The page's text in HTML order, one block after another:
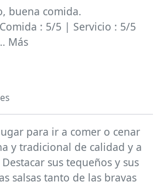
buena comida.
: 5/5 | Servicio : 5/5
Más
para ir a comer o cenar
y tradicional de calidad y a
sus tequeños y sus
salsas tanto de las bravas